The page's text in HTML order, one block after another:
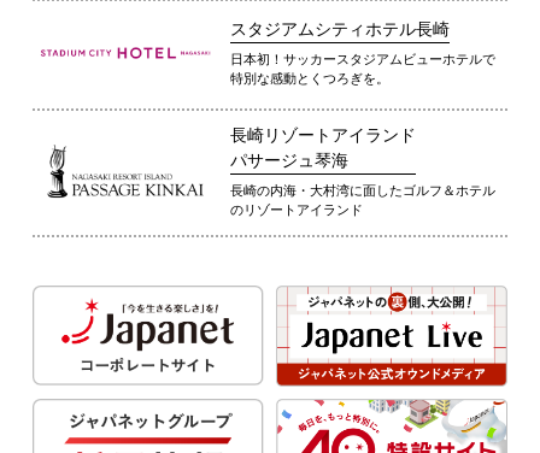
スタジアムシティホテル長崎
日本初！サッカースタジアムビューホテルで
特別な感動とくつろぎを。
長崎リゾートアイランド
パサージュ琴海
長崎の内海・大村湾に面したゴルフ＆ホテル
のリゾートアイランド